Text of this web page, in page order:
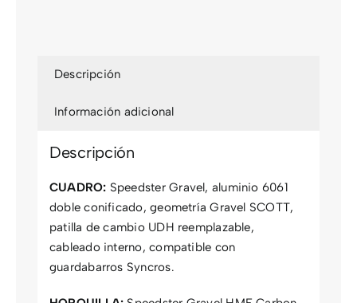
Descripción
Información adicional
Descripción
CUADRO: Speedster Gravel, aluminio 6061
doble conificado, geometría Gravel SCOTT,
patilla de cambio UDH reemplazable,
cableado interno, compatible con
guardabarros Syncros.